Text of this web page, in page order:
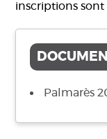
inscriptions sont
Palmarès